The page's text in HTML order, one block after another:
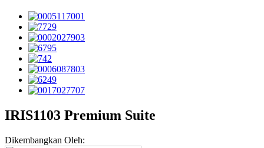
IRIS1103 Premium Suite
Dikembangkan Oleh: